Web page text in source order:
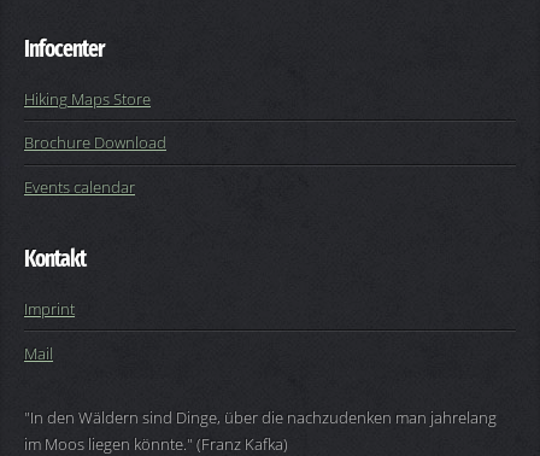
Infocenter
Hiking Maps Store
Brochure Download
Events calendar
Kontakt
Imprint
Mail
"In den Wäldern sind Dinge, über die nachzudenken man jahrelang
im Moos liegen könnte." (Franz Kafka)